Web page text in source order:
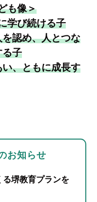
も像＞
学び続ける子
認め、人とつな
る子
、ともに成長す
お知らせ
堺教育プランを